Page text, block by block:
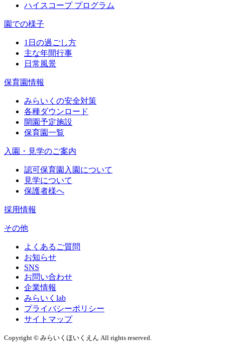
ハイスコープ プログラム
園での様子
1日の過ごし方
主な年間行事
日常風景
保育園情報
みらいくの安全対策
各種ダウンロード
開園予定施設
保育園一覧
入園・見学のご案内
認可保育園入園について
見学について
保護者様へ
採用情報
その他
よくあるご質問
お知らせ
SNS
お問い合わせ
企業情報
みらいくlab
プライバシーポリシー
サイトマップ
Copyright © みらいくほいくえん All rights reserved.